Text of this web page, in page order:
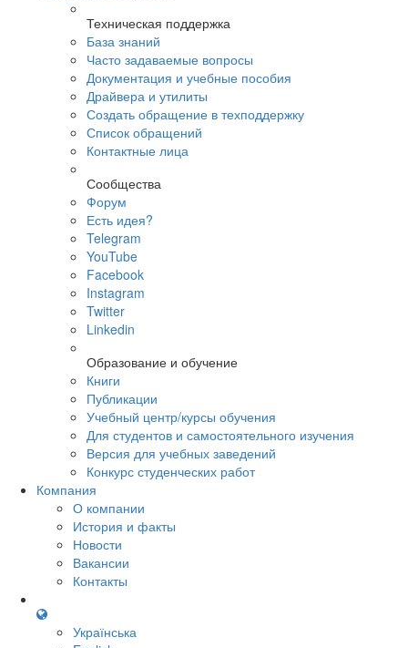
Техническая поддержка
База знаний
Часто задаваемые вопросы
Документация и учебные пособия
Драйвера и утилиты
Создать обращение в техподдержку
Список обращений
Контактные лица
Сообщества
Форум
Есть идея?
Telegram
YouTube
Facebook
Instagram
Twitter
Linkedin
Образование и обучение
Книги
Публикации
Учебный центр/курсы обучения
Для студентов и самостоятельного изучения
Версия для учебных заведений
Конкурс студенческих работ
Компания
О компании
История и факты
Новости
Вакансии
Контакты
Українська